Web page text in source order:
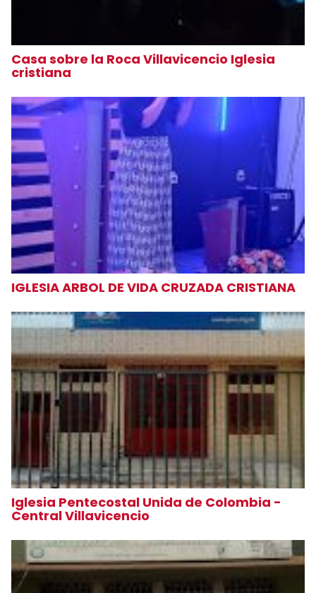
Casa sobre la Roca Villavicencio Iglesia
cristiana
IGLESIA ARBOL DE VIDA CRUZADA CRISTIANA
Iglesia Pentecostal Unida de Colombia -
Central Villavicencio